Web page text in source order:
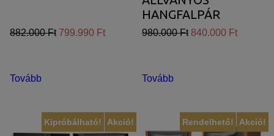
882.000 Ft 799.990 Ft
Tovább
HANGFALPÁR
980.000 Ft 840.000 Ft
Tovább
Akció!
Kipróbálható! Akció!
Rendelhető!